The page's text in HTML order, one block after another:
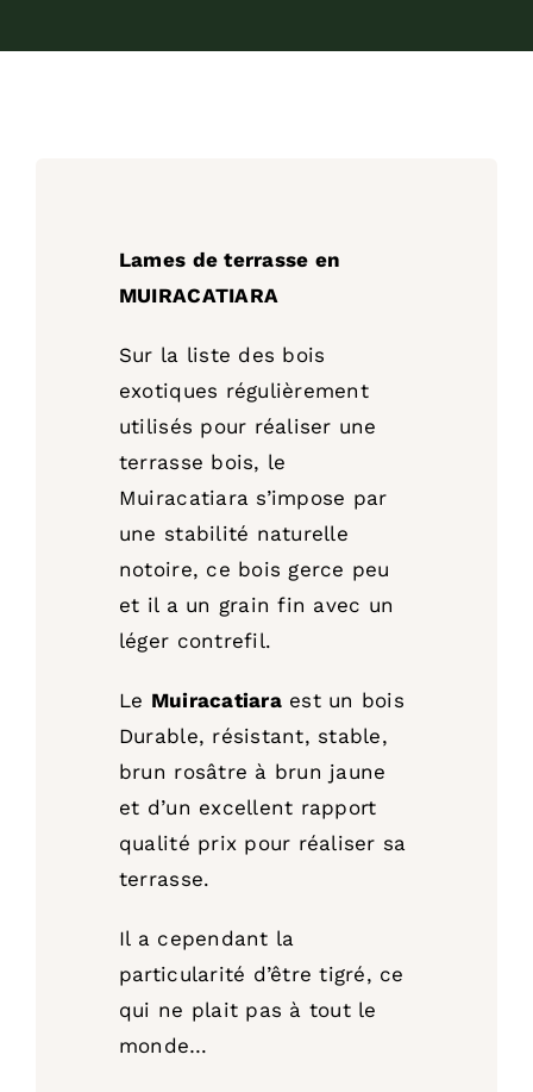
Lames de terrasse en
MUIRACATIARA
Sur la liste des bois
exotiques régulièrement
utilisés pour réaliser une
terrasse bois, le
Muiracatiara s’impose par
une stabilité naturelle
notoire, ce bois gerce peu
et il a un grain fin avec un
léger contrefil.
Le Muiracatiaraest un bois
Durable, résistant, stable,
brun rosâtre à brun jaune
et d’un excellent rapport
qualité prix pour réaliser sa
terrasse.
Il a cependant la
particularité d’être tigré, ce
qui ne plait pas à tout le
monde…